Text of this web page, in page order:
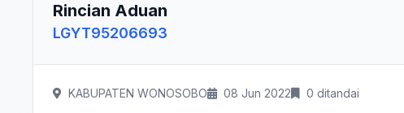
Rincian Aduan
LGYT95206693
KABUPATEN WONOSOBO 08 Jun 2022 0 ditandai